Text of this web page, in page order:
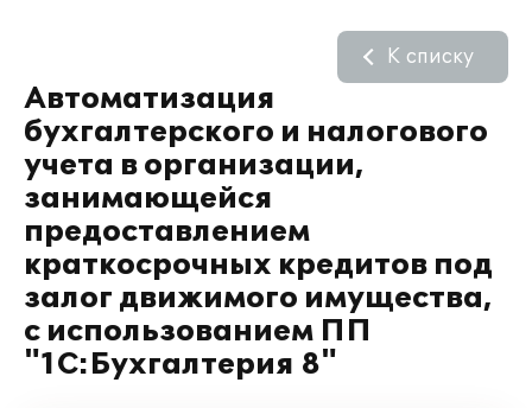
Автоматизация
бухгалтерского и налогового
учета в организации,
занимающейся
предоставлением
краткосрочных кредитов под
залог движимого имущества,
с использованием ПП
"1С:Бухгалтерия 8"
К списку